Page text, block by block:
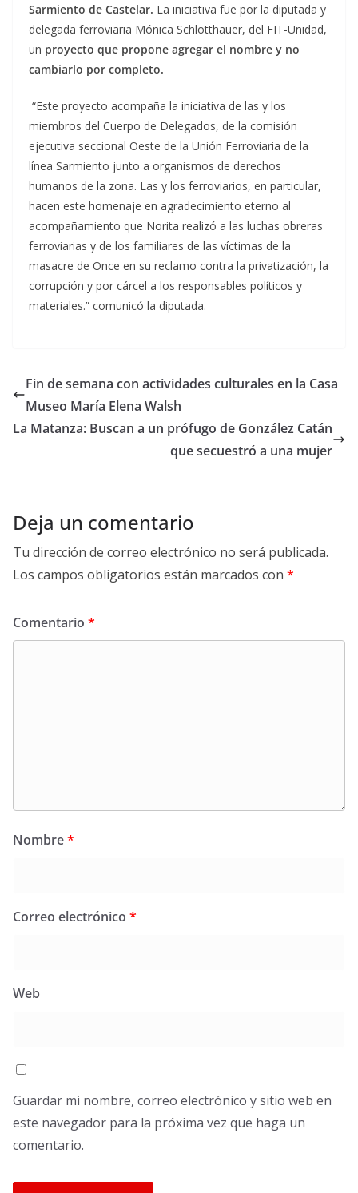
Sarmiento de Castelar. La iniciativa fue por la diputada y
delegada ferroviaria Mónica Schlotthauer, del FIT-Unidad,
un proyecto que propone agregar el nombre y no
cambiarlo por completo.
“Este proyecto acompaña la iniciativa de las y los
miembros del Cuerpo de Delegados, de la comisión
ejecutiva seccional Oeste de la Unión Ferroviaria de la
línea Sarmiento junto a organismos de derechos
humanos de la zona. Las y los ferroviarios, en particular,
hacen este homenaje en agradecimiento eterno al
acompañamiento que Norita realizó a las luchas obreras
ferroviarias y de los familiares de las víctimas de la
masacre de Once en su reclamo contra la privatización, la
corrupción y por cárcel a los responsables políticos y
materiales.” comunicó la diputada.
Fin de semana con actividades culturales en la Casa
Museo María Elena Walsh
La Matanza: Buscan a un prófugo de González Catán
que secuestró a una mujer
Deja un comentario
Tu dirección de correo electrónico no será publicada.
Los campos obligatorios están marcados con *
Comentario *
Nombre*
Correo electrónico *
Web
Guardar mi nombre, correo electrónico y sitio web en
este navegador para la próxima vez que haga un
comentario.